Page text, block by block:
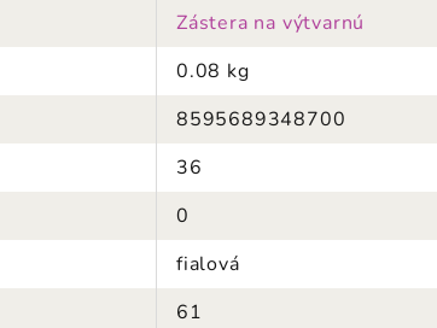
Zástera na výtvarnú
0.08 kg
8595689348700
36
0
fialová
61